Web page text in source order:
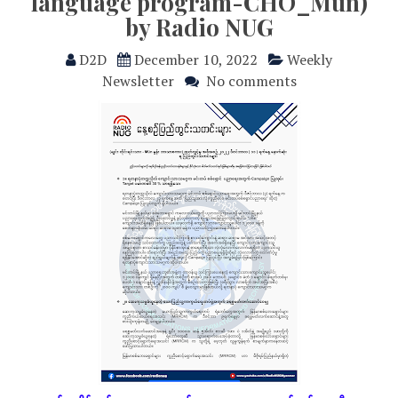
by Radio NUG
D2D December 10, 2022
Weekly
Newsletter
No comments